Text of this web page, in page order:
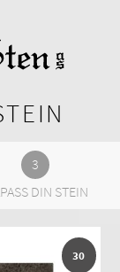
DIN STEIN
30